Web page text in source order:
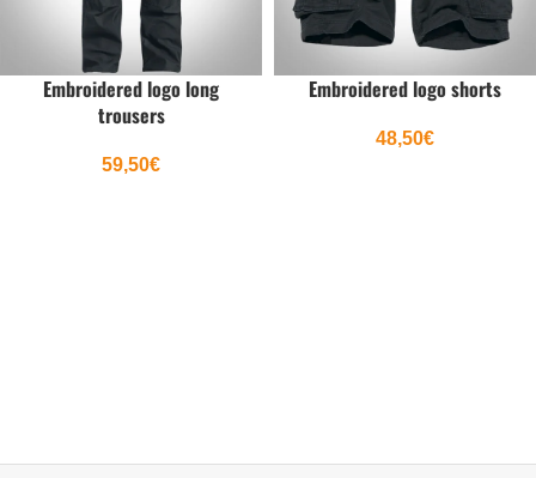
Embroidered logo long
trousers
59,50€
Embroidered logo shorts
48,50€